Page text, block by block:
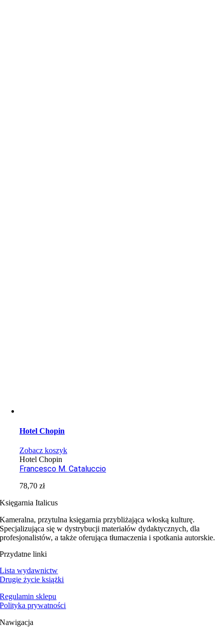
Hotel Chopin
Zobacz koszyk
Hotel Chopin
Francesco M. Cataluccio
78,70zł
Księgarnia Italicus
Kameralna, przytulna księgarnia przybliżająca włoską kulturę.
Specjalizująca się w dystrybucji materiałów dydaktycznych, dla
profesjonalistów, a także oferująca tłumaczenia i spotkania autorskie.
Przydatne linki
Lista wydawnictw
Drugie życie książki
Regulamin sklepu
Polityka prywatności
Nawigacja